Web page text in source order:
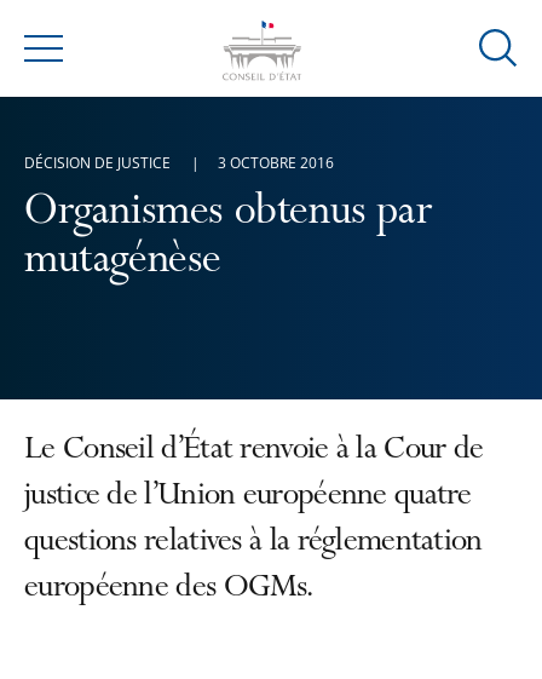
Menu
Ouvrir
Organismes obtenus par
mutagénèse
DÉCISION DE JUSTICE 3 OCTOBRE 2016
Le Conseil d’État renvoie à la Cour de
justice de l’Union européenne quatre
questions relatives à la réglementation
européenne des OGMs.